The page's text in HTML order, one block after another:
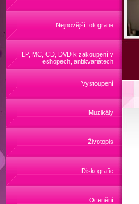
Nejnovější fotografie
LP, MC, CD, DVD k zakoupení v
eshopech, antikvariátech
Vystoupení
Muzikály
Životopis
Diskografie
Ocenění